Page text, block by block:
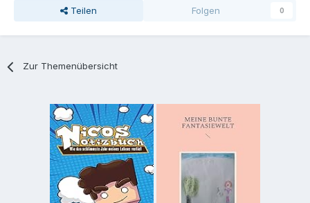
Teilen Folgen 0
Zur Themenübersicht